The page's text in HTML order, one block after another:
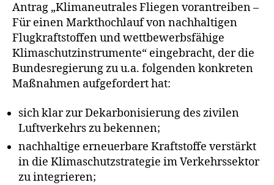
Antrag „Klimaneutrales Fliegen vorantreiben –
Für einen Markthochlauf von nachhaltigen
Flugkraftstoffen und wettbewerbsfähige
Klimaschutzinstrumente“ eingebracht, der die
Bundesregierung zu u.a. folgenden konkreten
Maßnahmen aufgefordert hat:
sich klar zur Dekarbonisierung des zivilen
Luftverkehrs zu bekennen;
nachhaltige erneuerbare Kraftstoffe verstärkt
in die Klimaschutzstrategie im Verkehrssektor
zu integrieren;